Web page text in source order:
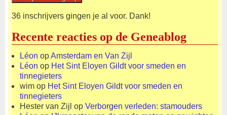
36 inschrijvers gingen je al voor. Dank!
Recente reacties op de Geneablog
Léon opAmsterdam en Van Zijl
Léon op Het Sint Eloyen Gildt voor smeden en
tinnegieters
wim op Het Sint Eloyen Gildt voor smeden en
tinnegieters
Hester van Zijl op Verborgen verleden: stamouders